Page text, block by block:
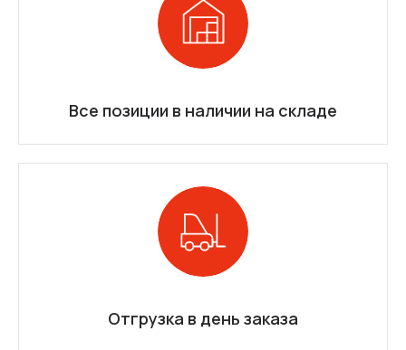
Все позиции в наличии на складе
Отгрузка в день заказа